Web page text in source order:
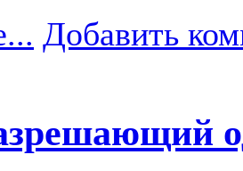
Добавить